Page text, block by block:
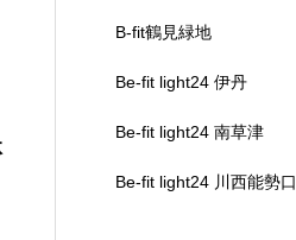
B-fit鶴見緑地
Be-fit light24 伊丹
Be-fit light24 南草津
Be-fit light24 川西能勢口